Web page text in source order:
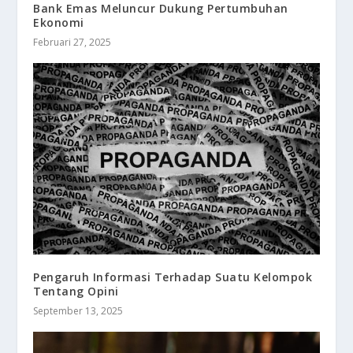
Bank Emas Meluncur Dukung Pertumbuhan
Ekonomi
Februari 27, 2025
Pengaruh Informasi Terhadap Suatu Kelompok
Tentang Opini
September 13, 2025